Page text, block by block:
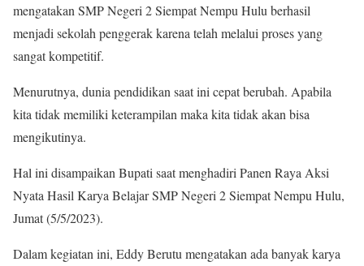
mengatakan SMP Negeri 2 Siempat Nempu Hulu berhasil
menjadi sekolah penggerak karena telah melalui proses yang
sangat kompetitif.
Menurutnya, dunia pendidikan saat ini cepat berubah. Apabila
kita tidak memiliki keterampilan maka kita tidak akan bisa
mengikutinya.
Hal ini disampaikan Bupati saat menghadiri Panen Raya Aksi
Nyata Hasil Karya Belajar SMP Negeri 2 Siempat Nempu Hulu,
Jumat (5/5/2023).
Dalam kegiatan ini, Eddy Berutu mengatakan ada banyak karya